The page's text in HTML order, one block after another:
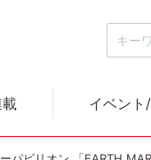
載 イベント